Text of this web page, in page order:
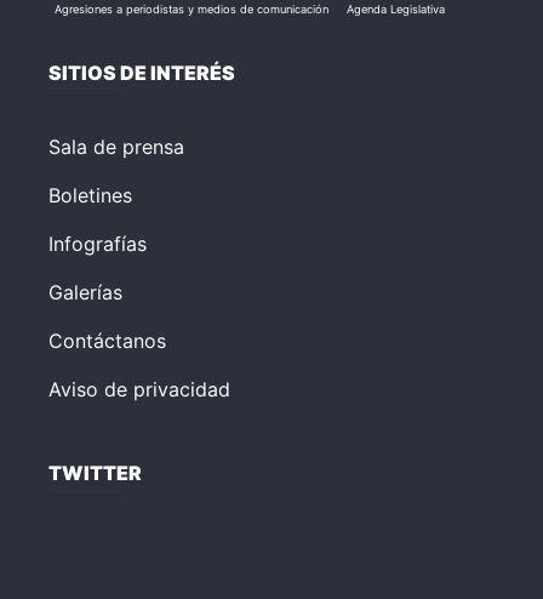
Agresiones a periodistas y medios de comunicación Agenda Legislativa
SITIOS DE INTERÉS
Sala de prensa
Boletines
Infografías
Galerías
Contáctanos
Aviso de privacidad
TWITTER